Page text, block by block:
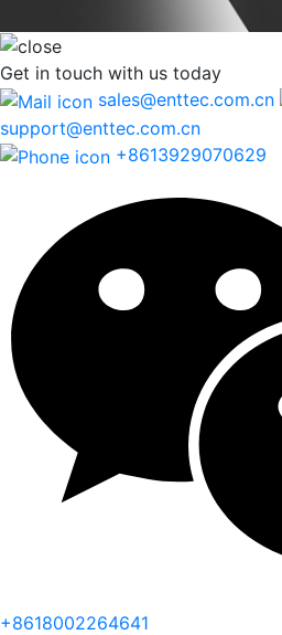
Get in touch with us today
sales@enttec.com.cn
support@enttec.com.cn
+8613929070629
+8618002264641